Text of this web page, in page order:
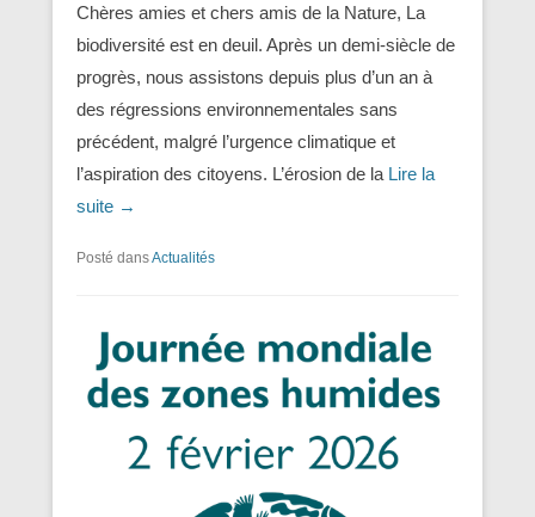
Chères amies et chers amis de la Nature, La
biodiversité est en deuil. Après un demi-siècle de
progrès, nous assistons depuis plus d’un an à
des régressions environnementales sans
précédent, malgré l’urgence climatique et
l’aspiration des citoyens. L’érosion de la Lire la
suite →
Posté dansActualités